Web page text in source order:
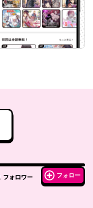
フォロワー フォロー